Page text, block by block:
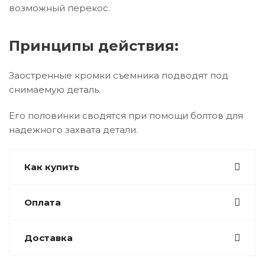
возможный перекос.
Принципы действия:
Заостренные кромки съемника подводят под
снимаемую деталь.
Его половинки сводятся при помощи болтов для
надежного захвата детали.
Как купить
Оплата
Доставка